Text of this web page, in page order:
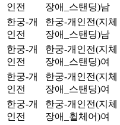
인전
장애_스탠딩)남
한궁-개
인전
한궁-개인전(지체
장애_스탠딩)남
한궁-개
인전
한궁-개인전(지체
장애_스탠딩)여
한궁-개
인전
한궁-개인전(지체
장애_스탠딩)여
한궁-개
인전
한궁-개인전(지체
장애_휠체어)여